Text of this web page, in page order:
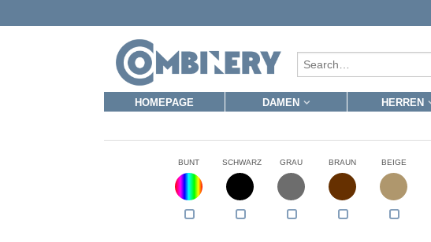
HOMEPAGE DAMEN HERREN
BUNT SCHWARZ GRAU BRAUN BEIGE